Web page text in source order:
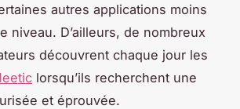
autres applications moins
niveau. D’ailleurs, de nombreux
découvrent chaque jour les
lorsqu’ils recherchent une
et éprouvée.